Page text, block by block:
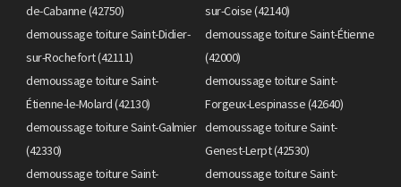
de-Cabanne (42750)
sur-Coise (42140)
demoussage toiture Saint-Didier-
sur-Rochefort (42111)
demoussage toiture Saint-Étienne
(42000)
demoussage toiture Saint-
Étienne-le-Molard (42130)
demoussage toiture Saint-
Forgeux-Lespinasse (42640)
demoussage toiture Saint-Galmier
(42330)
demoussage toiture Saint-
Genest-Lerpt (42530)
demoussage toiture Saint-
demoussage toiture Saint-